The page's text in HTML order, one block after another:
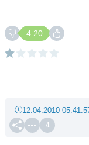
4.20
4
12.04.2010